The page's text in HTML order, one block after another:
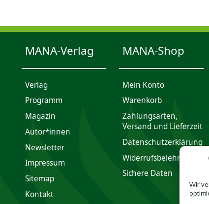
Wir
MANA-Verlag
Verlag
Programm
Magazin
Autor*innen
Newsletter
Impres­sum
Sitemap
Kontakt
MANA-Shop
Mein Konto
Waren­korb
Zahlungsarten,
Versand und Lieferzeit
Daten­schutz­er­klärung
Widerrufsbelehrung
Sichere Daten